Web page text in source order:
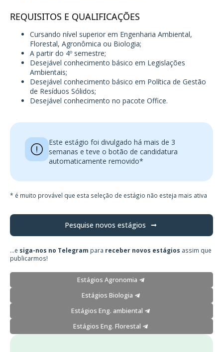
REQUISITOS E QUALIFICAÇÕES
Cursando nível superior em Engenharia Ambiental,
Florestal, Agronômica ou Biologia;
A partir do 4º semestre;
Desejável conhecimento básico em Legislações
Ambientais;
Desejável conhecimento básico em Política de Gestão
de Resíduos Sólidos;
Desejável conhecimento no pacote Office.
Este estágio foi divulgado há mais de 3
semanas e teve o botão de candidatura
automaticamente removido*
* é muito provável que esta seleção de estágio não esteja mais ativa
Pesquise novos estágios
...e siga-nos no Telegram para receber novos estágios assim que
publicarmos!
Estágios Agronomia
Estágios Biologia
Estágios Eng. ambiental
Estágios Eng. Florestal